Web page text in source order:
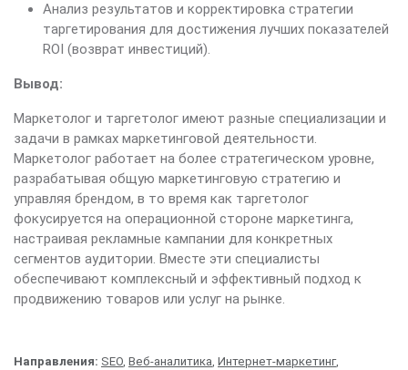
Анализ результатов и корректировка стратегии
таргетирования для достижения лучших показателей
ROI (возврат инвестиций).
Вывод:
Маркетолог и таргетолог имеют разные специализации и
задачи в рамках маркетинговой деятельности.
Маркетолог работает на более стратегическом уровне,
разрабатывая общую маркетинговую стратегию и
управляя брендом, в то время как таргетолог
фокусируется на операционной стороне маркетинга,
настраивая рекламные кампании для конкретных
сегментов аудитории. Вместе эти специалисты
обеспечивают комплексный и эффективный подход к
продвижению товаров или услуг на рынке.
Направления: SEO, Веб-аналитика, Интернет-маркетинг,